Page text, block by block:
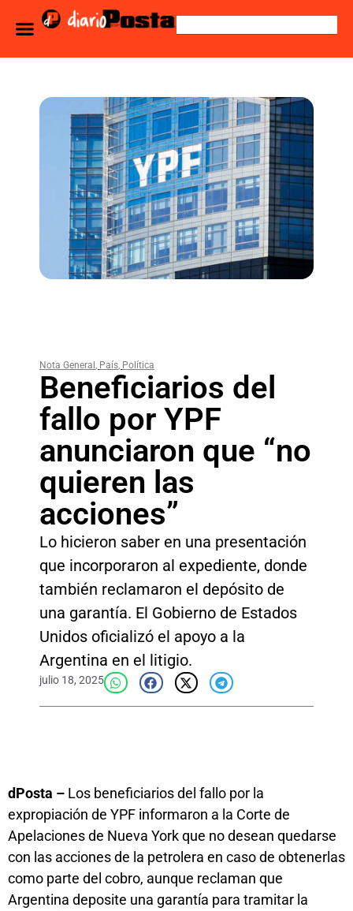
Nota General , País, Política
Beneficiarios del
fallo por YPF
anunciaron que “no
quieren las
acciones”
Lo hicieron saber en una presentación
que incorporaron al expediente, donde
también reclamaron el depósito de
una garantía. El Gobierno de Estados
Unidos oficializó el apoyo a la
Argentina en el litigio.
julio 18, 2025
dPosta – Los beneficiarios del fallo por la
expropiación de YPF informaron a la Corte de
Apelaciones de Nueva York que no desean quedarse
con las acciones de la petrolera en caso de obtenerlas
como parte del cobro, aunque reclaman que
Argentina deposite una garantía para tramitar la